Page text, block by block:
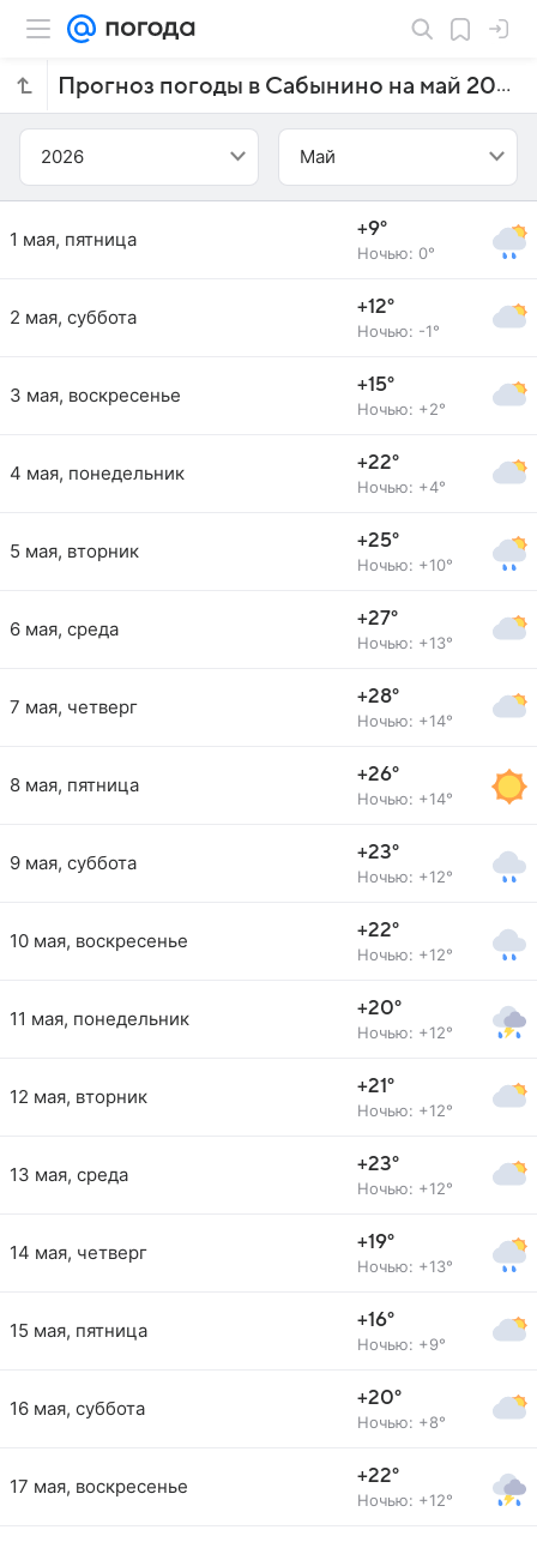
Прогноз погоды в Сабынино на май 2026 года
2026 Май
1 мая, пятница +9°
Ночью: 0°
2 мая, суббота +12°
Ночью: -1°
3 мая, воскресенье +15°
Ночью: +2°
4 мая, понедельник +22°
Ночью: +4°
5 мая, вторник +25°
Ночью: +10°
6 мая, среда +27°
Ночью: +13°
7 мая, четверг +28°
Ночью: +14°
8 мая, пятница +26°
Ночью: +14°
9 мая, суббота +23°
Ночью: +12°
10 мая, воскресенье +22°
Ночью: +12°
11 мая, понедельник +20°
Ночью: +12°
12 мая, вторник +21°
Ночью: +12°
13 мая, среда +23°
Ночью: +12°
14 мая, четверг +19°
Ночью: +13°
15 мая, пятница +16°
Ночью: +9°
16 мая, суббота +20°
Ночью: +8°
17 мая, воскресенье +22°
Ночью: +12°